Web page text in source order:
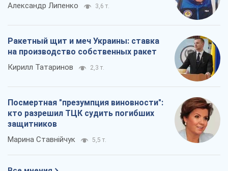
Александр Липенко 3,6 т.
Ракетный щит и меч Украины: ставка
на производство собственных ракет
Кирилл Татаринов 2,3 т.
Посмертная "презумпция виновности":
кто разрешил ТЦК судить погибших
защитников
Марина Ставнійчук 5,5 т.